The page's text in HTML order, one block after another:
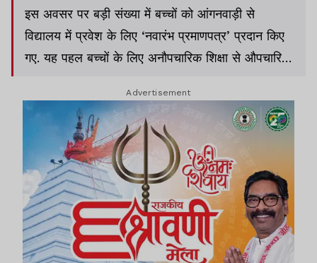
इस अवसर पर बड़ी संख्या में बच्चों को आंगनवाड़ी से
विद्यालय में प्रवेश के लिए ‘नवारंभ प्रमाणपत्र’ प्रदान किए
गए. यह पहल बच्चों के लिए अनौपचारिक शिक्षा से औपचारिक
Advertisement